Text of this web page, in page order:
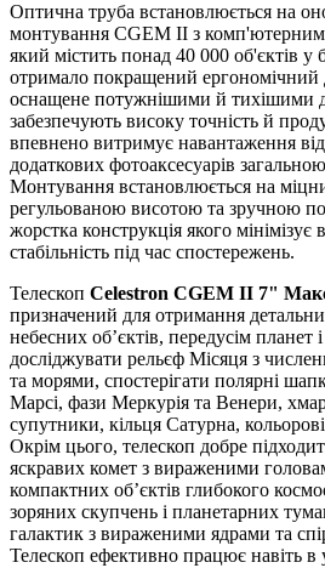
Оптична труба встановлюється на
монтування CGEM II з
який містить понад 40 000 об'єктів у
отримало покращений ергономічний
оснащене потужнішими й тихішими
забезпечують високу точність й
впевнено витримує навантаження
додаткових фотоаксесуарів
Монтування встановлюється на
регульованою висотою та зручною
жорстка конструкція якого мінімізує
стабільність під час спостережень.
Телескоп Celestron CGEM II 7"
призначений для отримання
небесних об’єктів, передусім планет
досліджувати рельєф Місяця з
та морями, спостерігати полярні
Марсі, фази Меркурія та Венери,
супутники, кільця Сатурна,
Окрім цього, телескоп добре
яскравих комет з вираженими
компактних об’єктів глибокого
зоряних скупчень і планетарних
галактик з вираженими ядрами та
Телескоп ефективно працює навіть в